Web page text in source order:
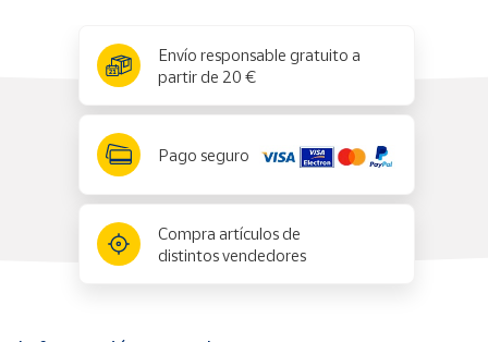
Envío responsable gratuito a
partir de 20 €
Pago seguro
Compra artículos de
distintos vendedores